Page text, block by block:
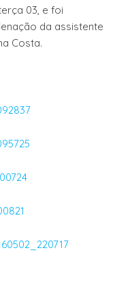
03, e foi
da assistente
Costa.